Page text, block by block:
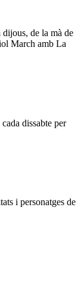
de la mà de
March amb La
dissabte per
i personatges de